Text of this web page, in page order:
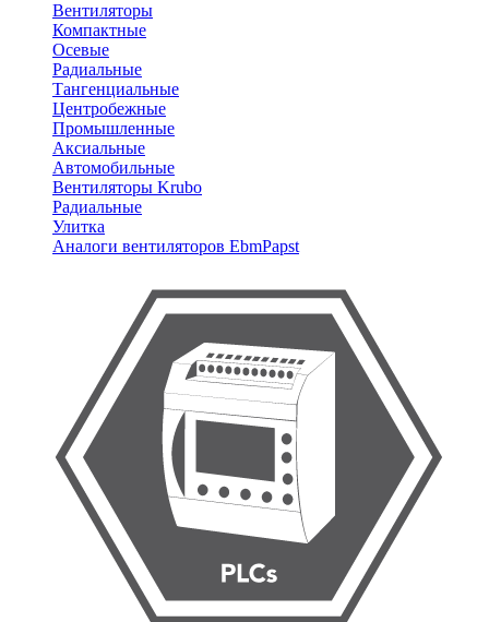
Вентиляторы
Компактные
Осевые
Радиальные
Тангенциальные
Центробежные
Промышленные
Аксиальные
Автомобильные
Вентиляторы Krubo
Радиальные
Улитка
Аналоги вентиляторов EbmPapst